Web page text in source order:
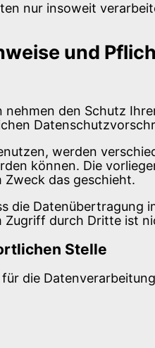
nur insoweit
und
nehmen den Schutz
werden
können. Die
Zweck das geschieht.
die Datenübertragung
Zugriff durch Dritte ist
Stelle
die